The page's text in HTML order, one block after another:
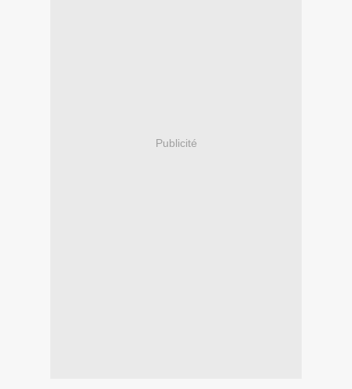
Publicité